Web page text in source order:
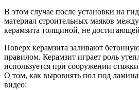
В этом случае после установки на
материал строительных маяков
керамзита толщиной, не
Поверх керамзита заливают
правилом. Керамзит играет роль
используется при сооружении
О том, как выровнять пол под
видео: